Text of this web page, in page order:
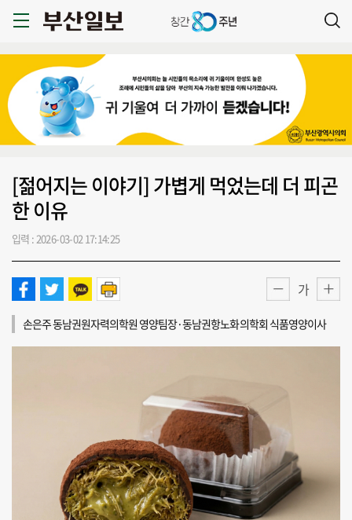
[젊어지는 이야기] 가볍게 먹었는데 더 피곤
한 이유
입력 : 2026-03-02 17:14:25
가
손은주 동남권원자력의학원 영양팀장·동남권항노화의학회 식품영양이사